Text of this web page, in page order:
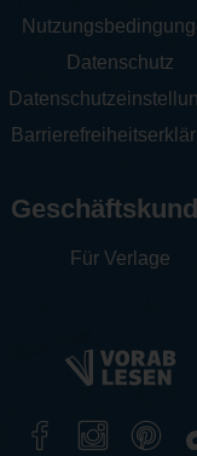
Datenschutz
Für Verlage